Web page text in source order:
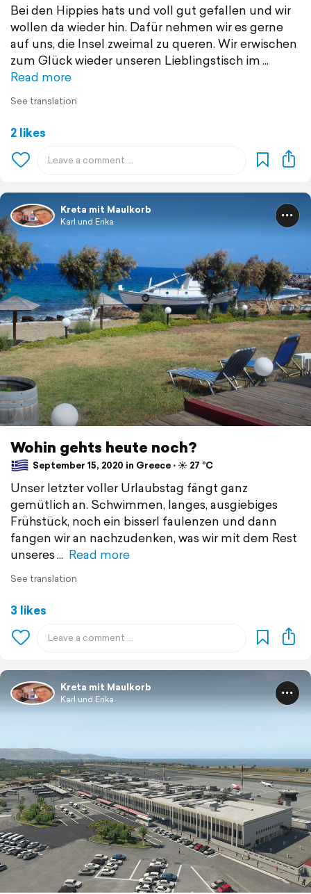
Bei den Hippies hats und voll gut gefallen und wir
wollen da wieder hin. Dafür nehmen wir es gerne
auf uns, die Insel zweimal zu queren. Wir erwischen
zum Glück wieder unseren Lieblingstisch im
Read more
See translation
2 likes
Kreta mit Maulkorb
Karl und Erika
Wohin gehts heute noch?
September 15, 2020 in Greece ⋅ ☀️ 27 °C
Unser letzter voller Urlaubstag fängt ganz
gemütlich an. Schwimmen, langes, ausgiebiges
Frühstück, noch ein bisserl faulenzen und dann
fangen wir an nachzudenken, was wir mit dem Rest
unseres
Read more
See translation
3 likes
Kreta mit Maulkorb
Karl und Erika